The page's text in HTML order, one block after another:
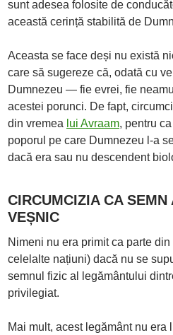
sunt adesea folosite de
această cerință stabilită de
Aceasta se face deși nu există
care să sugereze că, odată cu
Dumnezeu — fie evrei, fie
acestei porunci. De fapt,
din vremea lui Avraam, pentru
poporul pe care Dumnezeu l-a
dacă era sau nu descendent
CIRCUMCIZIA CA
VEȘNIC
Nimeni nu era primit ca parte
celelalte națiuni) dacă nu se
semnul fizic al legământului
privilegiat.
Mai mult, acest legământ nu